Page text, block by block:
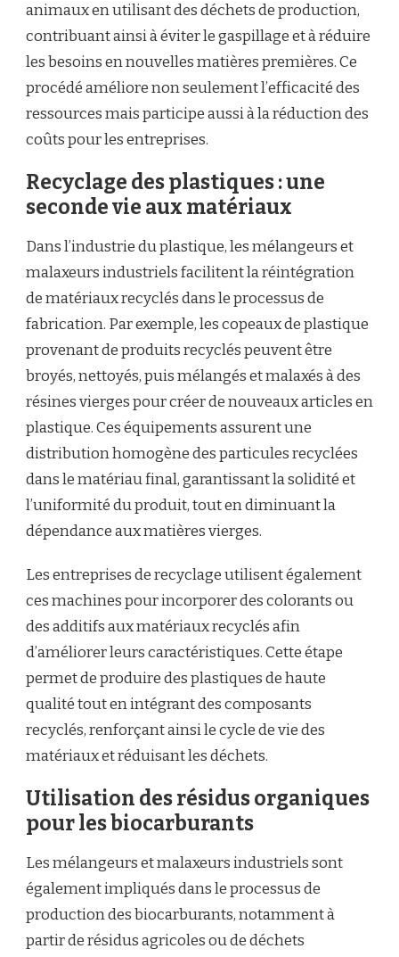
animaux en utilisant des déchets de production,
contribuant ainsi à éviter le gaspillage et à réduire
les besoins en nouvelles matières premières. Ce
procédé améliore non seulement l’efficacité des
ressources mais participe aussi à la réduction des
coûts pour les entreprises.
Recyclage des plastiques : une
seconde vie aux matériaux
Dans l’industrie du plastique, les mélangeurs et
malaxeurs industriels facilitent la réintégration
de matériaux recyclés dans le processus de
fabrication. Par exemple, les copeaux de plastique
provenant de produits recyclés peuvent être
broyés, nettoyés, puis mélangés et malaxés à des
résines vierges pour créer de nouveaux articles en
plastique. Ces équipements assurent une
distribution homogène des particules recyclées
dans le matériau final, garantissant la solidité et
l’uniformité du produit, tout en diminuant la
dépendance aux matières vierges.
Les entreprises de recyclage utilisent également
ces machines pour incorporer des colorants ou
des additifs aux matériaux recyclés afin
d’améliorer leurs caractéristiques. Cette étape
permet de produire des plastiques de haute
qualité tout en intégrant des composants
recyclés, renforçant ainsi le cycle de vie des
matériaux et réduisant les déchets.
Utilisation des résidus organiques
pour les biocarburants
Les mélangeurs et malaxeurs industriels sont
également impliqués dans le processus de
production des biocarburants, notamment à
partir de résidus agricoles ou de déchets